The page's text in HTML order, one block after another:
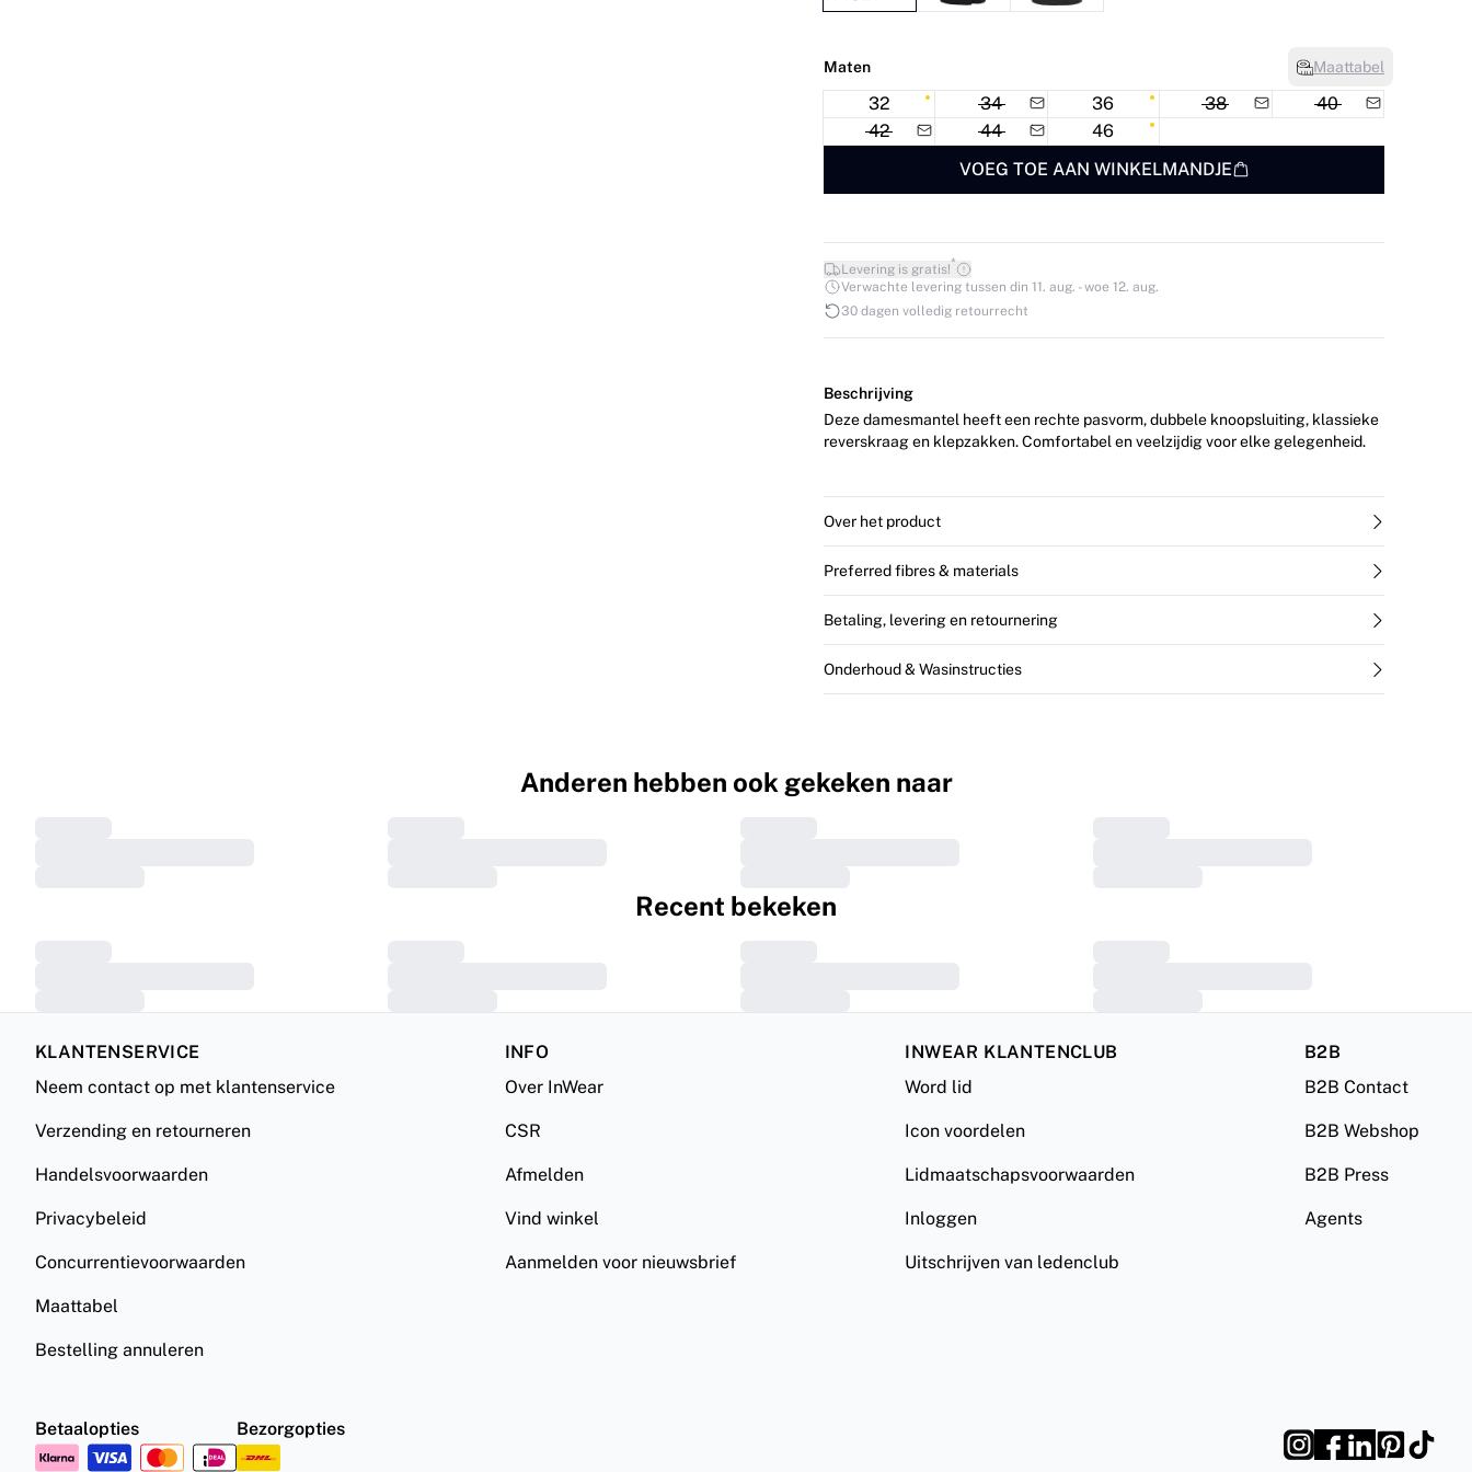
Maten Maattabel
32 34 36 38
40
42
44
46
VOEG TOE AAN WINKELMANDJE
Levering is gratis!*
Verwachte levering tussen din 11. aug. - woe 12. aug.
30 dagen volledig retourrecht
Beschrijving
Deze damesmantel heeft een rechte pasvorm, dubbele knoopsluiting, klassieke
reverskraag en klepzakken. Comfortabel en veelzijdig voor elke gelegenheid.
Over het product
Preferred fibres & materials
Betaling, levering en retournering
Onderhoud & Wasinstructies
Anderen hebben ook gekeken naar
Recent bekeken
KLANTENSERVICE
Neem contact op met klantenservice
Verzending en retourneren
Handelsvoorwaarden
Privacybeleid
Concurrentievoorwaarden
Maattabel
Bestelling annuleren
INFO
Over InWear
CSR
Afmelden
Vind winkel
Aanmelden voor nieuwsbrief
INWEAR KLANTENCLUB
Word lid
Icon voordelen
Lidmaatschapsvoorwaarden
Inloggen
Uitschrijven van ledenclub
B2B
B2B Contact
B2B Webshop
B2B Press
Agents
Betaalopties Bezorgopties